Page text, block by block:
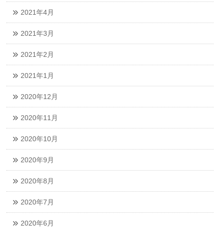
2021年4月
2021年3月
2021年2月
2021年1月
2020年12月
2020年11月
2020年10月
2020年9月
2020年8月
2020年7月
2020年6月